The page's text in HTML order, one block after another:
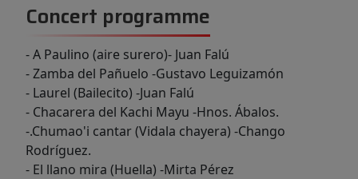
Concert programme
- A Paulino (aire surero)- Juan Falú
- Zamba del Pañuelo -Gustavo Leguizamón
- Laurel (Bailecito) -Juan Falú
- Chacarera del Kachi Mayu -Hnos. Ábalos.
-.Chumao'i cantar (Vidala chayera) -Chango
Rodríguez.
- El llano mira (Huella) -Mirta Pérez